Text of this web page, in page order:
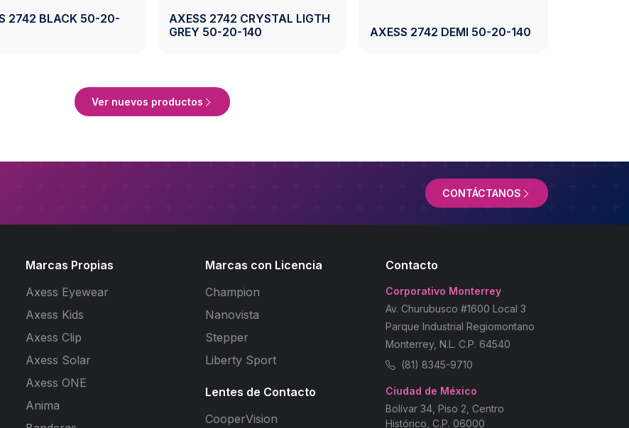
140
AXESS 2743 BLACK 50-19-
AXESS 2743 CRYSTAL
BROWN 50-19-140
50-19-140
Ver nuevos productos
CONTÁCTANOS
Marcas Propias
Axess Eyewear
Axess Kids
Axess Clip
Axess Solar
Axess ONE
Anima
Marcas con Licencia
Champion
Nanovista
Stepper
Liberty Sport
Lentes de Contacto
CooperVision
Contacto
Corporativo Monterrey
Av. Churubusco #1600 Local 3
Parque Industrial Regiomontano
Monterrey, N.L. C.P. 64540
(81) 8345-9710
Ciudad de México
Bolívar 34, Piso 2, Centro
Histórico, C.P. 06000